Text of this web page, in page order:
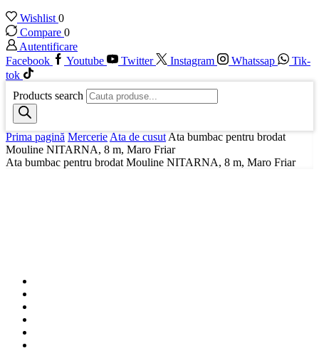
Wishlist 0
Compare 0
Autentificare
Facebook
Youtube Twitter Instagram Whatssap
Tik-
tok
Products search
Prima pagină Mercerie Ata de cusut Ata bumbac pentru brodat
Mouline NITARNA, 8 m, Maro Friar
Ata bumbac pentru brodat Mouline NITARNA, 8 m, Maro Friar